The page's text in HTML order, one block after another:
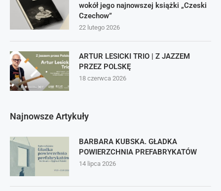
wokół jego najnowszej książki „Czeski
Czechow”
22 lutego 2026
ARTUR LESICKI TRIO | Z JAZZEM
PRZEZ POLSKĘ
18 czerwca 2026
Najnowsze Artykuły
BARBARA KUBSKA. GŁADKA
POWIERZCHNIA PREFABRYKATÓW
14 lipca 2026